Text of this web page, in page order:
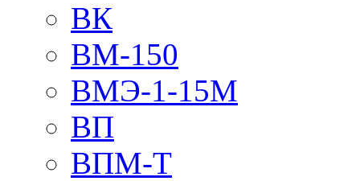
ВК
ВМ-150
ВМЭ-1-15М
ВП
ВПМ-Т